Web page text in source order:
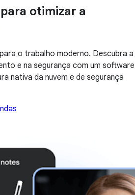
otimizar a
o trabalho moderno. Descubra a
e na segurança com um software
nativa da nuvem e de segurança